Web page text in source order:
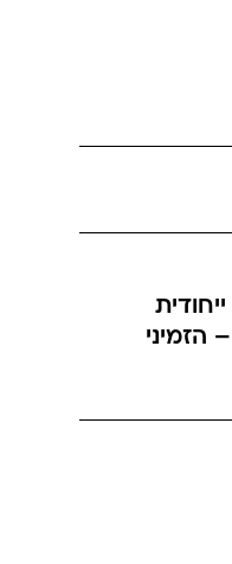
בטכנולוגיה ייחודית
הזמיני